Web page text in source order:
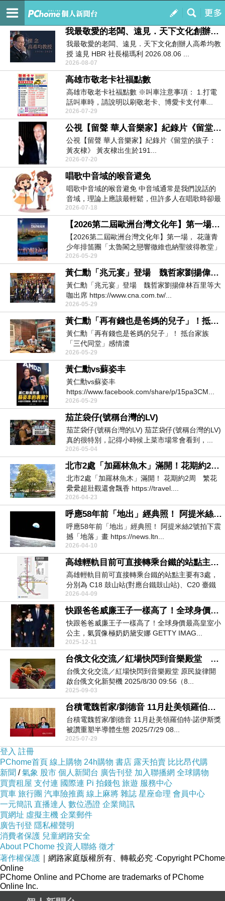
我的
訂閱
Rex Wu 的部落格
我最敬愛的老闆、遠見．天下文化創辦人高希均教授
我最敬愛的老闆、遠見．天下文化創辦人高希均教
授 遠見 HBR 社長楊瑪利 2026.08.06 ...
2026-08-07
高雄市敬老卡社福點數
高雄市敬老卡社福點數 ※叫車注意事項： 1.打電
話叫車時，請說明以刷敬老卡、博愛卡支付車...
2026-07-29
公視【留聲 華人音樂家】紀錄片《留堂的孩子：黃友棣》
公視【留聲 華人音樂家】紀錄片《留堂的孩子：
黃友棣》 黃友棣出生於191...
2026-07-20
唱歌中音域的喉音避免
唱歌中音域的喉音避免 中音域通常是我們說話的
音域，理論上應該最輕鬆，但許多人在唱歌時卻最
容易...
2026-07-18
【2026第二屆歐洲台灣文化年】第一場， 花蓮青少年排笛團「太魯閣之戀響徹維也納聖彼得教堂」
【2026第二屆歐洲台灣文化年】第一場， 花蓮青
少年排笛團「太魯閣之戀響徹維也納聖彼得教堂」
h...
2026-05-29
黃仁勳「兆元宴」登場 魏哲家劉揚偉林百里等大咖出席
黃仁勳「兆元宴」登場 魏哲家劉揚偉林百里等大
咖出席 https://www.cna.com.tw/...
2026-05-29
黃仁勳「再有錢也是爸媽的兒子」！抵台家族「三代同堂」感情濃
黃仁勳「再有錢也是爸媽的兒子」！ 抵台家族
「三代同堂」感情濃
2026-05-29
黃仁勳vs蘇姿丰
黃仁勳vs蘇姿丰
https://www.facebook.com/share/p/15pa3CM...
2026-05-29
茄芷袋仔(號稱台灣的LV)
茄芷袋仔(號稱台灣的LV) 茄芷袋仔(號稱台灣的LV)
真的很特別，記得小時候上菜市場常會看到，...
2026-05-04
北市2處「加羅林魚木」滿開！花期約2周 繁花纍纍超壯觀還會飄香
北市2處「加羅林魚木」滿開！ 花期約2周 繁花
纍纍超壯觀還會飄香 https://travel....
2026-04-23
呼應58年前「地出」經典照！ 阿提米絲2號拍下震撼「地落」畫面
呼應58年前「地出」經典照！ 阿提米絲2號拍下震
撼「地落」畫 https://news.ltn...
2026-04-10
高雄輕軌目前可直接轉乘台鐵的站點主要有3處
高雄輕軌目前可直接轉乘台鐵的站點主要有3處，
分別為 C18 鼓山站(對應台鐵鼓山站)、C20 臺鐵
美...
2026-04-09
快跟爸爸威廉王子一樣高了！全球身價最高皇室小公主，氣質像極奶奶黛安娜
快跟爸爸威廉王子一樣高了！全球身價最高皇室小
公主，氣質像極奶奶黛安娜 GETTY IMAG...
2025-12-11
台俄文化交流／紅場快閃到音樂殿堂 原民旋律開啟台俄文化新契機
台俄文化交流／紅場快閃到音樂殿堂 原民旋律開
啟台俄文化新契機 2025/8/30 09:56（8...
2025-09-03
台積電魏哲家/劉德音 11月赴美領羅伯特‧諾伊斯獎 被讚重塑半導體生態
台積電魏哲家/劉德音 11月赴美領羅伯特‧諾伊斯獎
被讚重塑半導體生態 2025/7/29 08...
2025-07-29
登入 註冊
PChome首頁 線上購物 24h購物 書店 露天拍賣 比比昂代購
新聞 /氣象 股市 個人新聞台 廣告刊登 加入聯播網 全球購物
買賣租屋 支付連 國際連 Pi 拍錢包 旅遊 服務中心
買車 旅行團 汽車險推薦 線上麻將 雜誌 星座命理 會員中心
一元簡訊 直播達人 數位憑證 企業簡訊
買網址 虛擬主機 企業郵件
廣告刊登 隱私權聲明
消費者保護 兒童網路安全
About PChome 投資人聯絡 徵才
著作權保護 ｜網路家庭版權所有、轉載必究 ‧Copyright PChome
Online
PChome Online and PChome are trademarks of PChome
Online Inc.